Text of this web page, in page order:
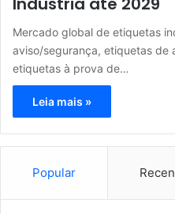
Mercado global de etiquetas
aviso/segurança, etiquetas de
etiquetas à prova de…
Leia mais »
Popular